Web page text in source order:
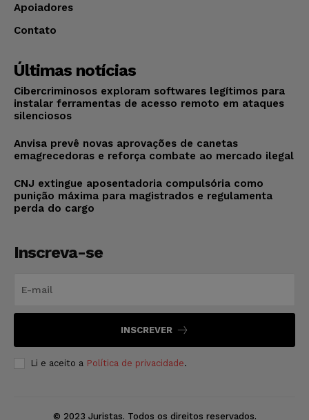
Apoiadores
Contato
Últimas notícias
Cibercriminosos exploram softwares legítimos para
instalar ferramentas de acesso remoto em ataques
silenciosos
Anvisa prevê novas aprovações de canetas
emagrecedoras e reforça combate ao mercado ilegal
CNJ extingue aposentadoria compulsória como
punição máxima para magistrados e regulamenta
perda do cargo
Inscreva-se
INSCREVER
Li e aceito a Política de privacidade.
© 2023 Juristas. Todos os direitos reservados.